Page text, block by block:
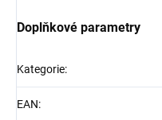
Doplňkové parametry
Kategorie:
EAN: